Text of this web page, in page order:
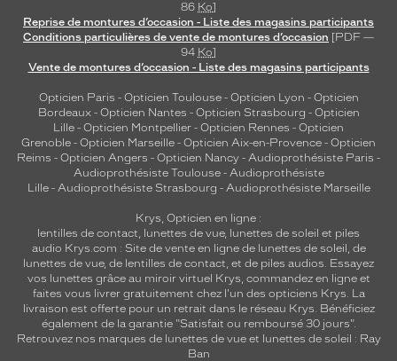
86 Ko]
Reprise de montures d’occasion - Liste des magasins participants
Conditions particulières de vente de montures d’occasion [PDF —
94 Ko]
Vente de montures d’occasion - Liste des magasins participants
Opticien Paris - Opticien Toulouse- Opticien Lyon - Opticien
Bordeaux- Opticien Nantes - Opticien Strasbourg - Opticien
Lille - Opticien Montpellier - Opticien Rennes - Opticien
Grenoble - Opticien Marseille - Opticien Aix-en-Provence - Opticien
Reims - Opticien Angers - Opticien Nancy - Audioprothésiste Paris -
Audioprothésiste Toulouse- Audioprothésiste
Lille- Audioprothésiste Strasbourg - Audioprothésiste Marseille
Krys, Opticien en ligne :
lentilles de contact, lunettes de vue, lunettes de soleil et piles
audio Krys.com : Site de vente en ligne de lunettes de soleil, de
lunettes de vue, de lentilles de contact, et de piles audios. Essayez
vos lunettes grâce au miroir virtuel Krys, commandez en ligne et
faites vous livrer gratuitement chez l'un des opticiens Krys. La
livraison est offerte pour un retrait dans le réseau Krys. Bénéficiez
également de la garantie "Satisfait ou remboursé 30 jours".
Retrouvez nos marques de lunettes de vue et lunettes de soleil : Ray
Ban